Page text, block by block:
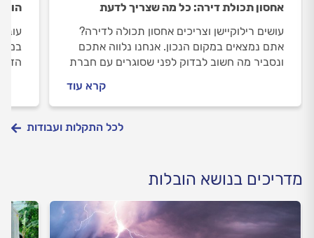
אחסון תכולת דירה: כל מה שצריך לדעת
עושים רילוקיישן וצריכים אחסון תכולה לדירה?
אתם נמצאים במקום הנכון. אנחנו נלווה אתכם
ונסביר מה חשוב לבדוק לפני שסוגרים עם חברת
קרא עוד
לכל התקלות ועבודות
מדריכים בנושא הובלות